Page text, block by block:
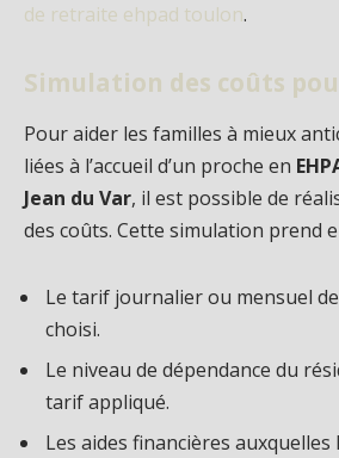
de retraite ehpad toulon.
Simulation des coûts
Pour aider les familles à mieux
liées à l’accueil d’un proche en
Jean du Var, il est possible de
des coûts. Cette simulation prend
Le tarif journalier ou mensuel
choisi.
Le niveau de dépendance du
tarif appliqué.
Les aides financières